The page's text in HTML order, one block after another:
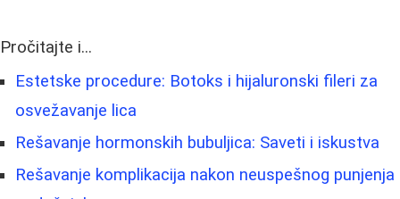
Pročitajte i...
Estetske procedure: Botoks i hijaluronski fileri za
osvežavanje lica
Rešavanje hormonskih bubuljica: Saveti i iskustva
Rešavanje komplikacija nakon neuspešnog punjenja